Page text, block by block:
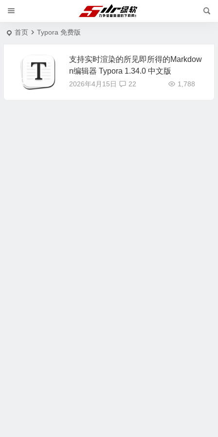
首页 Typora 免费版
支持实时渲染的所见即所得的Markdow
n编辑器 Typora 1.34.0 中文版
2026年4月15日 1,788
22